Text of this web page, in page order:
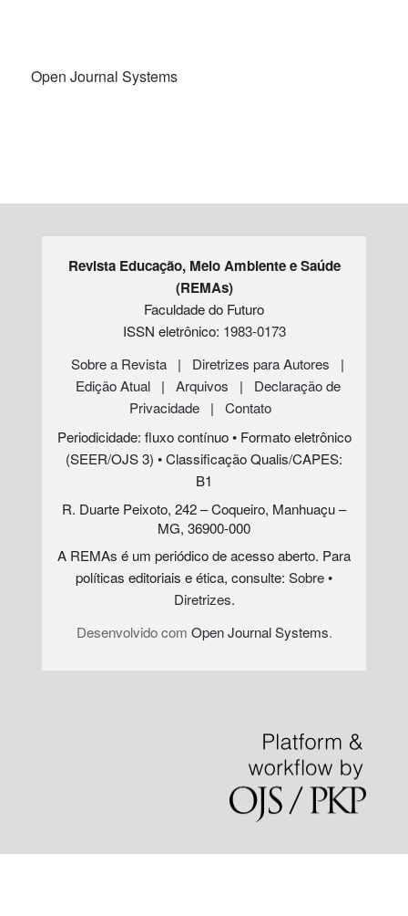
Open Journal Systems
Revista Educação, Meio Ambiente e Saúde
(REMAs)
Faculdade do Futuro
ISSN eletrônico: 1983-0173
Sobre a Revista
| Diretrizes para Autores
|
Edição Atual
| Arquivos |
Declaração de
Privacidade
|
Contato
Periodicidade: fluxo contínuo • Formato eletrônico
(SEER/OJS 3) • Classificação Qualis/CAPES:
B1
R. Duarte Peixoto, 242 – Coqueiro, Manhuaçu –
MG, 36900-000
A REMAs é um periódico de acesso aberto. Para
políticas editoriais e ética, consulte: Sobre•
Diretrizes.
Desenvolvido com Open Journal Systems.